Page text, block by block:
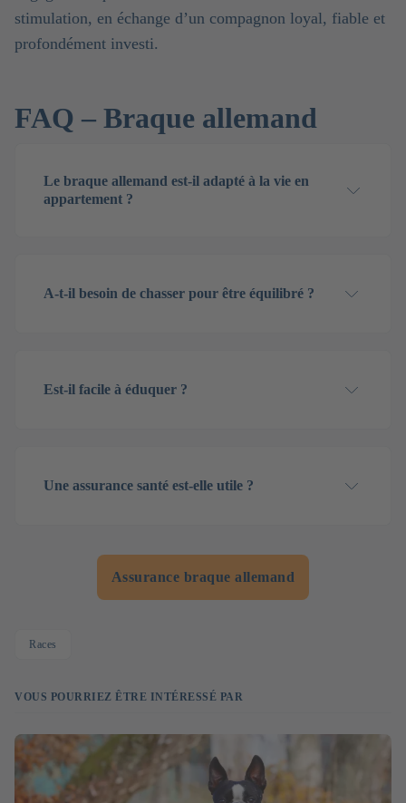
stimulation, en échange d’un compagnon loyal, fiable et
profondément investi.
FAQ – Braque allemand
Le braque allemand est-il adapté à la vie en
appartement ?
A-t-il besoin de chasser pour être équilibré ?
Est-il facile à éduquer ?
Une assurance santé est-elle utile ?
Assurance braque allemand
Races
VOUS POURRIEZ ÊTRE INTÉRESSÉ PAR